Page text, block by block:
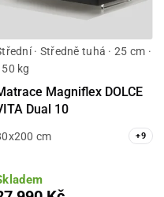
· Středně tuhá · 25 cm ·
kg
Magniflex DOLCE
Dual 10
cm +9